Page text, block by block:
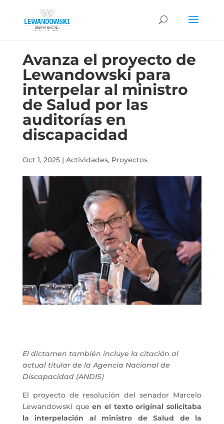
Avanza el proyecto de
Lewandowski para
interpelar al ministro
de Salud por las
auditorías en
discapacidad
Oct 1, 2025| Actividades, Proyectos
El dictamen también incluye la citación al
actual titular de la Agencia Nacional de
Discapacidad (ANDIS)
El proyecto de resolución del senador Marcelo
Lewandowski queen el texto original solicitaba
la interpelación al ministro de Salud de la